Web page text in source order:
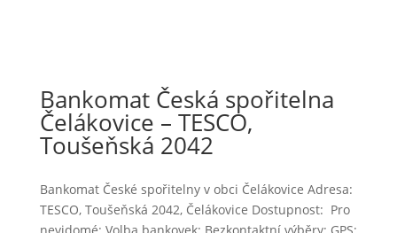
Bankomat Česká spořitelna
Čelákovice – TESCO,
Toušeňská 2042
Bankomat České spořitelny v obci Čelákovice Adresa:
TESCO, Toušeňská 2042, Čelákovice Dostupnost: Pro